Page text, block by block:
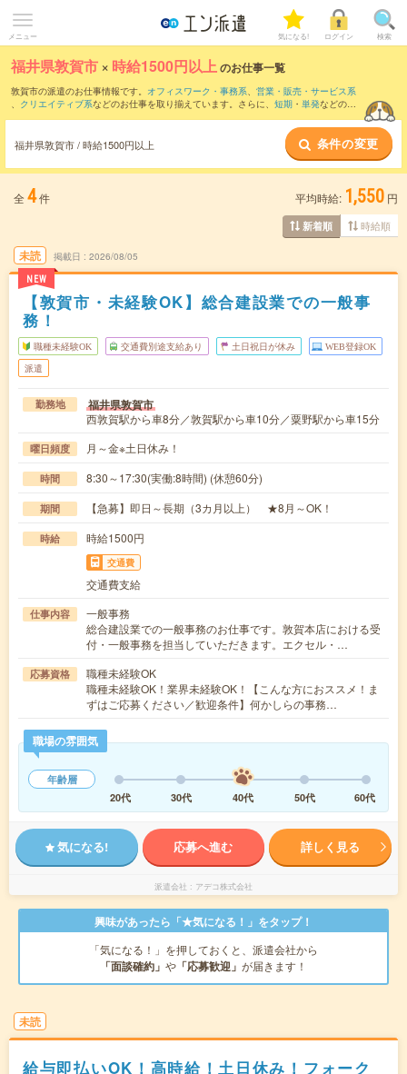
メニュー 気になる! ログイン 検索
福井県敦賀市 × 時給1500円以上のお仕事一覧
敦賀市の派遣のお仕事情報です。 オフィスワーク・事務系、 営業・販売・サービス系
、 クリエイティブ系などのお仕事を取り揃えています。さらに、 短期 ・ 単発などの期
福井県敦賀市 / 時給1500円以上 条件の変更
全 4件 平均時給: 1,550 円
新着順 時給順
未読
NEW
掲載日 2026/08/05
【敦賀市・未経験OK】総合建設業での一般事
務！
職種未経験OK 交通費別途支給あり 土日祝日が休み WEB登録OK
派遣
勤務地 福井県敦賀市
西敦賀駅から車8分／敦賀駅から車10分／粟野駅から車15分
曜日頻度 月～金※土日休み！
時間 8:30～17:30(実働:8時間) (休憩60分)
期間 【急募】即日～長期（3カ月以上） ★8月～OK！
時給 時給1500円
交通費
交通費支給
仕事内容
一般事務
総合建設業での一般事務のお仕事です。敦賀本店における受
付・一般事務を担当していただきます。エクセル・…
応募資格
職種未経験OK
職種未経験OK！業界未経験OK！【こんな方におススメ！ま
ずはご応募ください／歓迎条件】何かしらの事務…
職場の雰囲気
年齢層
20代
30代 40代 50代 60代
気になる! 応募へ進む 詳しく見る
派遣会社 アデコ株式会社
興味があったら「★気になる！」をタップ！
「気になる！」を押しておくと、派遣会社から
「面談確約」 や 「応募歓迎」 が届きます！
未読
給与即払いOK！高時給！土日休み！フォーク